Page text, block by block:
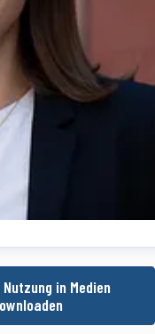
Presse- und
78-1909
in Medien